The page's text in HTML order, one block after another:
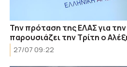
Την πρόταση της ΕΛΑΣ για
παρουσιάζει την Τρίτη ο
27/07 09:22